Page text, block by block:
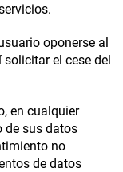
oponerse al
solicitar el cese del
, en cualquier
de sus datos
no
de datos